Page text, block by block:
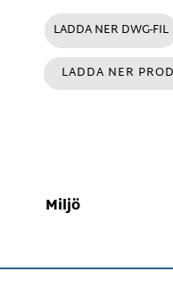
LADDA NER DWG-FIL
LADDA NER
Miljö